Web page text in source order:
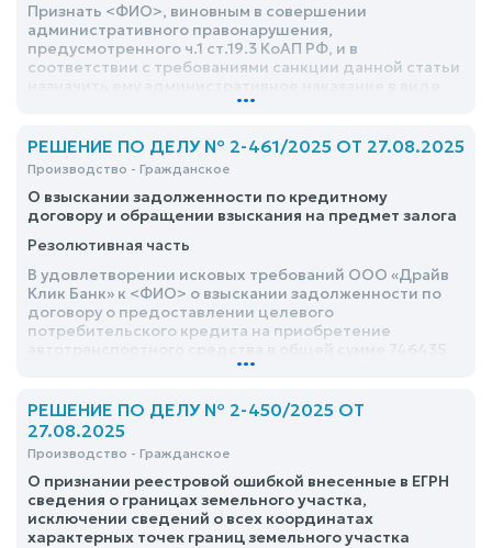
Признать <ФИО>, виновным в совершении
административного правонарушения,
предусмотренного ч.1 ст.19.3 КоАП РФ, и в
соответствии с требованиями санкции данной статьи
административного ареста на срок 2 (двое) суток
...
РЕШЕНИЕ ПО ДЕЛУ № 2-461/2025 ОТ 27.08.2025
Производство - Гражданское
О взыскании задолженности по кредитному
договору и обращении взыскания на предмет залога
Резолютивная часть
В удовлетворении исковых требований ООО «Драйв
Клик Банк» к <ФИО> о взыскании задолженности по
договору о предоставлении целевого
потребительского кредита на приобретение
руб. 57 коп., обращении взыскания на заложенное
<дата> года выпуска, VIN №, путем продажи с
публичных торгов, с установлением начальной
продажной цены в размере 451250 руб. – отказать, в
связи с добровольным удовлетворением требований
...
РЕШЕНИЕ ПО ДЕЛУ № 2-450/2025 ОТ
27.08.2025
Производство - Гражданское
О признании реестровой ошибкой внесенные в ЕГРН
сведения о границах земельного участка,
исключении сведений о всех координатах
характерных точек границ земельного участка